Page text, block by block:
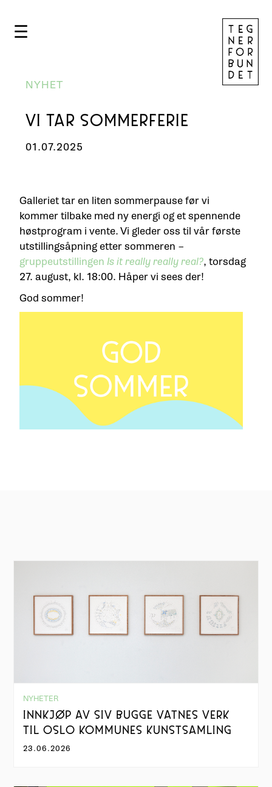
☰
NYHET
VI TAR SOMMERFERIE
01.07.2025
Galleriet tar en liten sommerpause før vi
kommer tilbake med ny energi og et spennende
høstprogram i vente. Vi gleder oss til vår første
utstillingsåpning etter sommeren –
gruppeutstillingen Is it really really real?, torsdag
27. august, kl. 18:00. Håper vi sees der!
God sommer!
NYHETER
INNKJØP AV SIV BUGGE VATNES VERK
TIL OSLO KOMMUNES KUNSTSAMLING
23.06.2026